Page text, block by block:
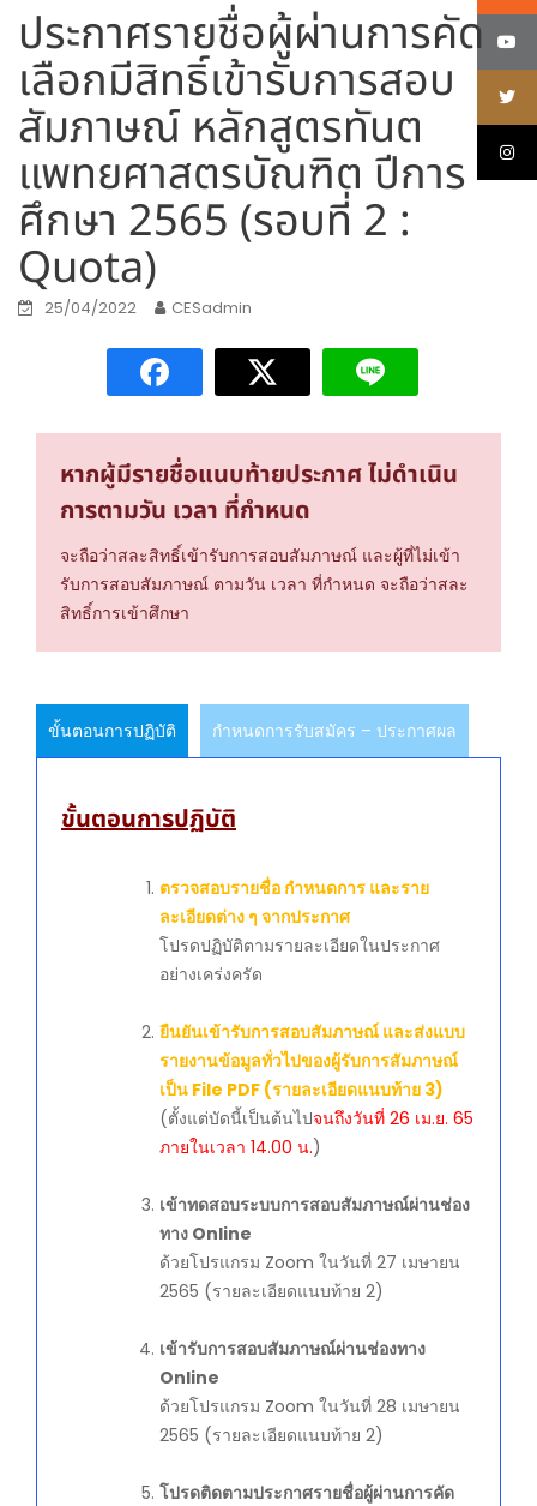
ประกาศรายชื่อผู้ผ่านการคัด
เลือกมีสิทธิ์เข้ารับการสอบ
สัมภาษณ์ หลักสูตรทันต
แพทยศาสตรบัณฑิต ปีการ
ศึกษา 2565 (รอบที่ 2 :
Quota)
25/04/2022 CESadmin
หากผู้มีรายชื่อแนบท้ายประกาศ ไม่ดำเนิน
การตามวัน เวลา ที่กำหนด
จะถือว่าสละสิทธิ์เข้ารับการสอบสัมภาษณ์ และผู้ที่ไม่เข้า
รับการสอบสัมภาษณ์ ตามวัน เวลา ที่กำหนด จะถือว่าสละ
สิทธิ์การเข้าศึกษา
ขั้นตอนการปฏิบัติ กำหนดการรับสมัคร – ประกาศผล
ขั้นตอนการปฏิบัติ
ตรวจสอบรายชื่อ กำหนดการ และราย
ละเอียดต่าง ๆ จากประกาศ
โปรดปฏิบัติตามรายละเอียดในประกาศ
อย่างเคร่งครัด
ยืนยันเข้ารับการสอบสัมภาษณ์ และส่งแบบ
รายงานข้อมูลทั่วไปของผู้รับการสัมภาษณ์
เป็น File PDF (รายละเอียดแนบท้าย 3)
(ตั้งแต่บัดนี้เป็นต้นไปจนถึงวันที่ 26 เม.ย. 65
ภายในเวลา 14.00 น.)
เข้าทดสอบระบบการสอบสัมภาษณ์ผ่านช่อง
ทาง Online
ด้วยโปรแกรม Zoom ในวันที่ 27 เมษายน
2565 (รายละเอียดแนบท้าย 2)
เข้ารับการสอบสัมภาษณ์ผ่านช่องทาง
Online
ด้วยโปรแกรม Zoom ในวันที่ 28 เมษายน
2565 (รายละเอียดแนบท้าย 2)
โปรดติดตามประกาศรายชื่อผู้ผ่านการคัด